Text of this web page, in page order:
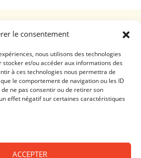
le consentement
nous utilisons des technologies
stocker et/ou accéder aux informations des
à ces technologies nous permettra de
le comportement de navigation ou les ID
ne pas consentir ou de retirer son
effet négatif sur certaines caractéristiques
ACCEPTER
/ Samedi: 9:00-17:00
/ Samedi: 10:00-18:00
/ Samedi: 09:00-18:00